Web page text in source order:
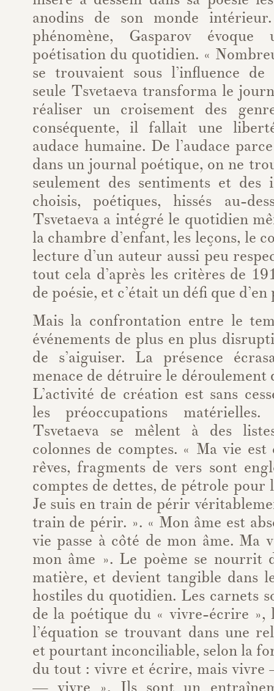
anodins de son monde
phénomène, Gasparov
poétisation du quotidien. «
se trouvaient sous l’influence
seule Tsvetaeva transforma le
réaliser un croisement des
conséquente, il fallait une
audace humaine. De l’audace
dans un journal poétique, on ne
seulement des sentiments et des
choisis, poétiques, hissés au-
Tsvetaeva a intégré le quotidien
la chambre d’enfant, les leçons, le
lecture d’un auteur aussi peu
tout cela d’après les critères de
de poésie, et c’était un défi que
Mais la confrontation entre le
événements de plus en plus
de s’aiguiser. La présence
menace de détruire le déroulement
L’activité de création est sans
les préoccupations
Tsvetaeva se mêlent à des
colonnes de comptes. « Ma vie
rêves, fragments de vers sont
comptes de dettes, de pétrole pour
Je suis en train de périr
train de périr. ». « Mon âme est
vie passe à côté de mon âme. Ma
mon âme ». Le poème se nourrit
matière, et devient tangible dans
hostiles du quotidien. Les carnets
de la poétique du « vivre-écrire »,
l’équation se trouvant dans une
et pourtant inconciliable, selon la
du tout : vivre et écrire, mais